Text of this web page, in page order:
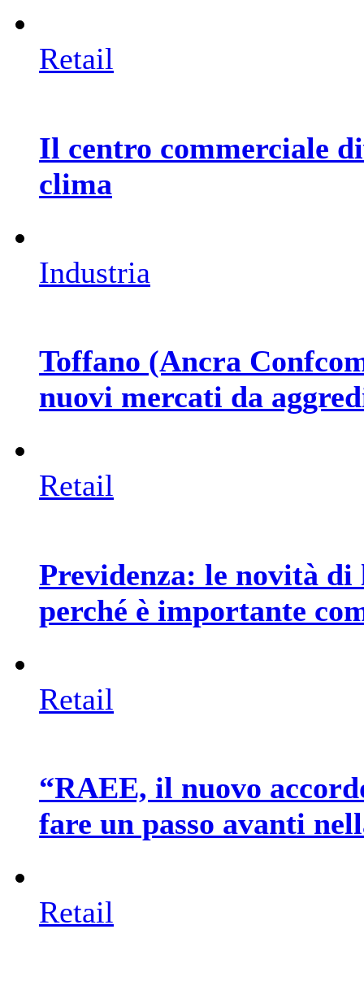
Retail
Il centro commerciale
clima
Industria
Toffano (Ancra
nuovi mercati da
Retail
Previdenza: le novità di
perché è importante
Retail
“RAEE, il nuovo
fare un passo avanti
Retail